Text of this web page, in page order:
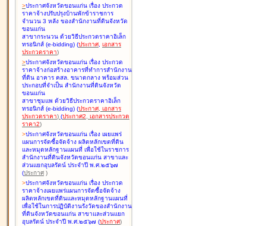
>ประกาศจังหวัดขอนแก่น เรื่อง ประกวด
ราคาจ้างปรับปรุงบ้านพักข้าราชการ
จำนวน 3 หลัง ของสำนักงานที่ดินจังหวัด
ขอนแก่น
สาขากระนวน ด้วยวิธีประกวดราคาอิเล็ก
ทรอนิกส์ (e-bidding) (ประกาศ, เอกสาร
ประกวดราคา)
>ประกาศจังหวัดขอนแก่น เรื่อง ประกวด
ราคาจ้างก่อสร้างอาคารที่ทำการสำนักงาน
ที่ดิน อาคาร คสล. ขนาดกลาง พร้อมส่วน
ประกอบที่จำเป็น สำนักงานที่ดินจังหวัด
ขอนแก่น
สาขาชุมแพ ด้วยวิธีประกวดราคาอิเล็ก
ทรอนิกส์ (e-bidding) (ประกาศ, เอกสาร
ประกวดราคา) (ประกาศ2, เอกสารประกวด
ราคา2)
>ประกาศจังหวัดขอนแก่น เรื่อง เผยแพร่
แผนการจัดซื้อจัดจ้าง ผลิตหลักเขตที่ดิน
และหมุดหลักฐานแผนที่ เพื่อใช้ในราชการ
สำนักงานที่ดินจังหวัดขอนแก่น สาขาและ
ส่วนแยกอุบลรัตน์ ประจำปี พ.ศ.๒๕๖๗
(ประกาศ )
>ประกาศจังหวัดขอนแก่น เรื่อง ประกวด
ราคาจ้างเผยแพร่แผนการจัดซื้อจัดจ้าง
ผลิตหลักเขตที่ดินและหมุดหลักฐานแผนที่
เพื่อใช้ในการปฏิบัติงานรังวัดของสำนักงาน
ที่ดินจังหวัดขอนแก่น สาขาและส่วนแยก
อุบลรัตน์ ประจำปี พ.ศ.๒๕๖๗ (ประกาศ)